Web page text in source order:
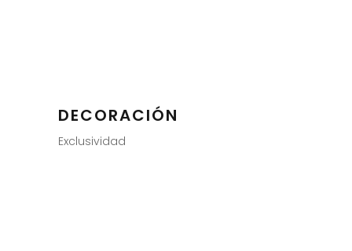
DECORACIÓN
Exclusividad